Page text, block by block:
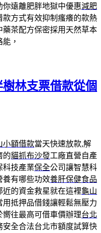
遠離肥胖地獄中優惠減肥
方式有效抑制瘙癢的款熱
茶配方保密採用天然草本
，
林支票借款從個
小額借款當天快速放款,解
的貓抓布沙發工廠直營自產
科技產業保全公司讓智慧科
養有哪些功效養肝保健食品
的資金救星就在這裡龜山
抵押品借錢讓輕鬆無壓力
往最高可借車價辦理台北
全合法台北市額度試算快